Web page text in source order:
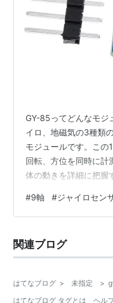
GY-85ってどんなモジ
イロ、地磁気の3種類
モジュールです。この
回転、方位を同時に計
体の動きを詳細に把握
サーだけでは傾きしか
では回転速度しか分か
正確に把握できます。
ータを組み合わせるこ
#9軸 #ジャイロセン
関連ブログ
はてなブログ > 未指定 >
はてなブログ タグとは
ヘル